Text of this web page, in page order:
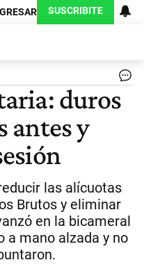
SUSCRIBITE
duros
antes y
las alícuotas
Brutos y eliminar
en la bicameral
a mano alzada y no